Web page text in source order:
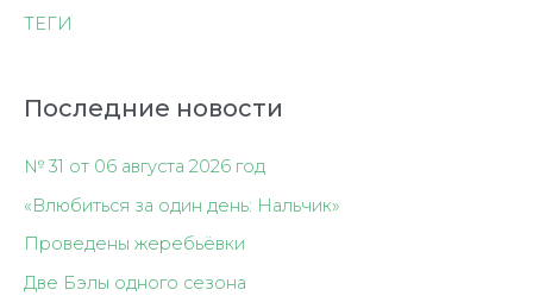
ТЕГИ
Последние новости
№ 31 от 06 августа 2026 год
«Влюбиться за один день: Нальчик»
Проведены жеребьёвки
Две Бэлы одного сезона